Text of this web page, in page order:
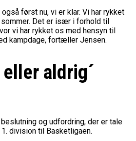
først nu, vi er klar. Vi har rykket
Det er især i forhold til
vi har rykket os med hensyn til
kampdage, fortæller Jensen.
aldrig´
og udfordring, der er tale
division til Basketligaen.